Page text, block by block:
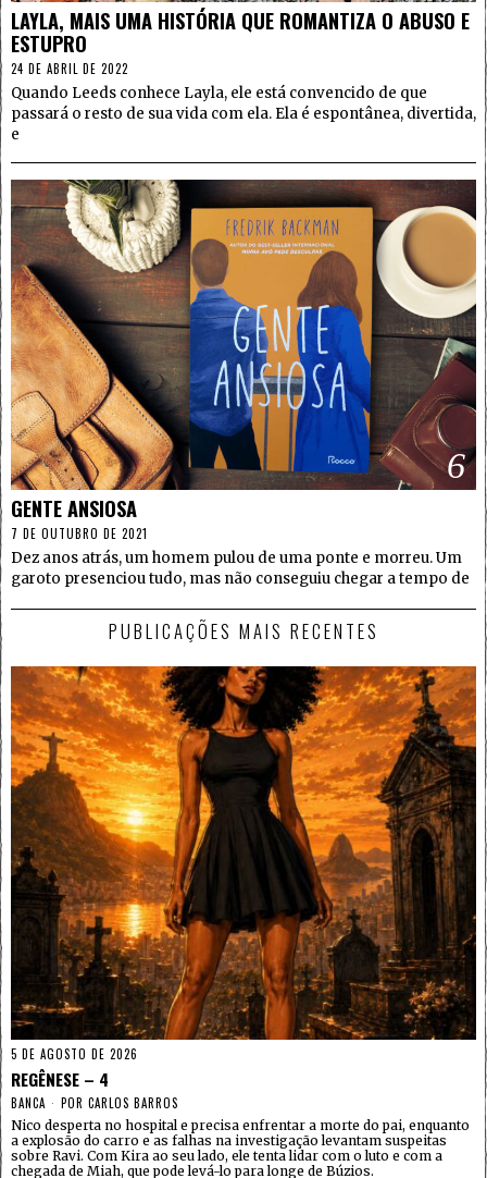
LAYLA, MAIS UMA HISTÓRIA QUE ROMANTIZA O ABUSO E
ESTUPRO
24 DE ABRIL DE 2022
Quando Leeds conhece Layla, ele está convencido de que
passará o resto de sua vida com ela. Ela é espontânea, divertida,
e
6
GENTE ANSIOSA
7 DE OUTUBRO DE 2021
Dez anos atrás, um homem pulou de uma ponte e morreu. Um
garoto presenciou tudo, mas não conseguiu chegar a tempo de
PUBLICAÇÕES MAIS RECENTES
5 DE AGOSTO DE 2026
REGÊNESE – 4
BANCA POR CARLOS BARROS
Nico desperta no hospital e precisa enfrentar a morte do pai, enquanto
a explosão do carro e as falhas na investigação levantam suspeitas
sobre Ravi. Com Kira ao seu lado, ele tenta lidar com o luto e com a
chegada de Miah, que pode levá-lo para longe de Búzios.